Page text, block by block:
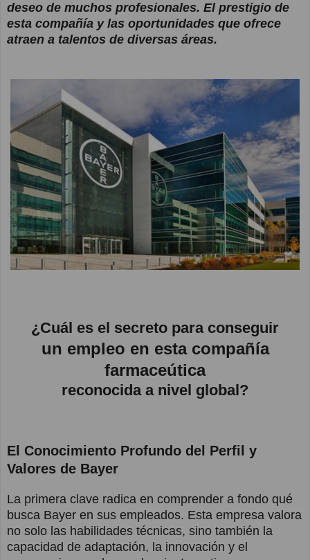
deseo de muchos profesionales. El prestigio de
esta compañía y las oportunidades que ofrece
atraen a talentos de diversas áreas.
¿Cuál es el secreto para conseguir
un empleo en esta compañía
farmaceútica
reconocida a nivel global?
El Conocimiento Profundo del Perfil y
Valores de Bayer
La primera clave radica en comprender a fondo qué
busca Bayer en sus empleados. Esta empresa valora
no solo las habilidades técnicas, sino también la
capacidad de adaptación, la innovación y el